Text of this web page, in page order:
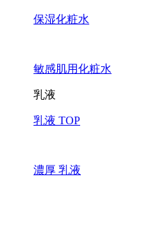
保湿化粧水
敏感肌用化粧水
乳液
乳液 TOP
濃厚 乳液